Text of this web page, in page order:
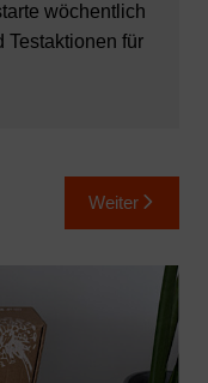
wöchentlich
Testaktionen für
Weiter